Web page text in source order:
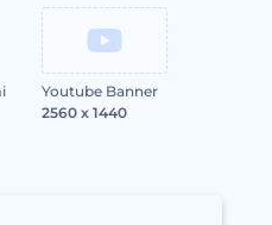
Youtube Banner
2560 x 1440